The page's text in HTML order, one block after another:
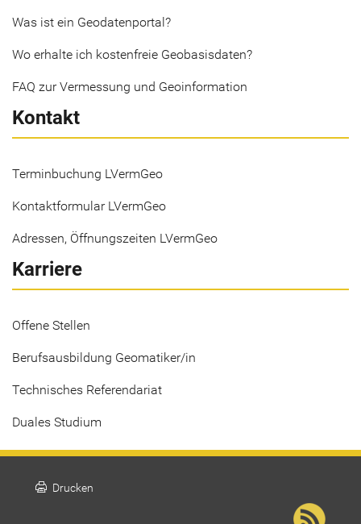
Was ist ein Geodatenportal?
Wo erhalte ich kostenfreie Geobasisdaten?
FAQ zur Vermessung und Geoinformation
Kontakt
Terminbuchung LVermGeo
Kontaktformular LVermGeo
Adressen, Öffnungszeiten LVermGeo
Karriere
Offene Stellen
Berufsausbildung Geomatiker/in
Technisches Referendariat
Duales Studium
print Drucken